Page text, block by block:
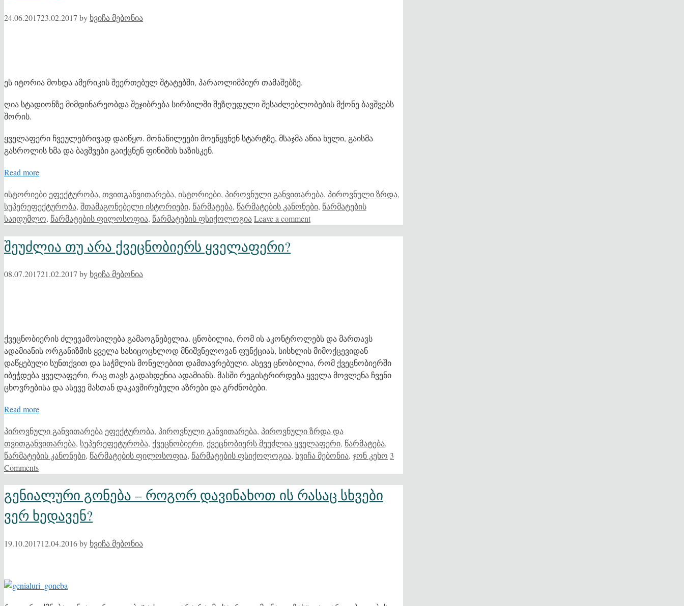
24.06.201723.02.2017 by ხვიჩა მებონია
ეს იტორია მოხდა ამერიკის შეერთებულ შტატებში, პარაოლიმპიურ თამაშებზე.
ღია სტადიონზე მიმდინარეობდა შეჯიბრება სირბილში შეზღუდული შესაძლებლობების მქონე ბავშვებს
შორის.
ყველაფერი ჩვეულებრივად დაიწყო. მონაწილეები მოეწყვნენ სტარტზე, მსაჯმა აწია ხელი, გაისმა
გასროლის ხმა და ბავშვები გაიქცნენ ფინიშის ხაზისკენ.
Read more
Categories
ისტორიები Tags
ეფექტურობა, თვითგანვითარება, ისტორიები, პიროვნული განვითარება, პიროვნული ზრდა,
სუპერეფექტურობა, შთამაგონებელი ისტორიები, წარმატება, წარმატების კანონები, წარმატების
საიდუმლო, წარმატების ფილოსოფია, წარმატების ფსიქოლოგიაLeave a comment
შეუძლია თუ არა ქვეცნობიერს ყველაფერი?
08.07.201721.02.2017 by ხვიჩა მებონია
ქვეცნობიერის ძლევამოსილება გამაოგნებელია. ცნობილია, რომ ის აკონტროლებს და მართავს
ადამიანის ორგანიზმის ყველა სასიცოცხლოდ მნიშვნელოვან ფუნქციას, სისხლის მიმოქცევიდან
დაწყებული სუნთქვით და საჭმლის მონელებით დამთავრებული. ასევე ცნობილია, რომ ქვეცნობიერში
იბეჭდება ყველაფერი, რაც თავს გადახდენია ადამიანს. მასში რეგისტრირდება ყველა მოვლენა ჩვენი
ცხოვრებისა და ასევე მასთან დაკავშირებული აზრები და გრძნობები.
Read more
Categories
პიროვნული განვითარება Tags
ეფექტურობა, პიროვნული განვითარება, პიროვნული ზრდა და
თვითგანვითარება, სუპერეფეტურობა, ქვეცნობიერი, ქვეცნობიერს შეუძლია ყველაფერი, წარმატება,
წარმატების კანონები, წარმატების ფილოსოფია, წარმატების ფსიქოლოგია, ხვიჩა მებონია, ჯონ კეხო 3
Comments
გენიალური გონება – როგორ დავინახოთ ის რასაც სხვები
ვერ ხედავენ?
19.10.201712.04.2016by ხვიჩა მებონია